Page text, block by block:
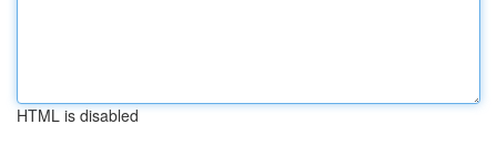
HTML is disabled